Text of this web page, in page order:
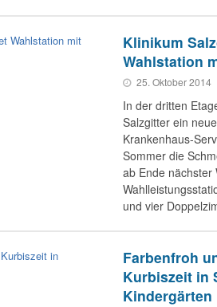
Klinikum
Wahlstation
25. Oktober 2014
In der dritten
Salzgitter ein
Krankenhaus-
Sommer die
ab Ende nächster
und vier
Farbenfroh
Kurbiszeit in
Kindergärten